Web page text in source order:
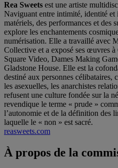
Rea Sweets est une artiste
Naviguant entre intimité, identité et
matériels, des performances et des
explore les enchantements
numérisation. Elle a travaillé avec
Collective et a exposé ses œuvres
Square Video, Dames Making
Gladstone House. Elle est la
destiné aux personnes célibataires,
les asexuelles, les anarchistes
refusent une culture fondée sur la
revendique le terme « prude »
l’autonomie et de la définition des
laquelle le « non » est sacré.
reasweets.com
À propos de la